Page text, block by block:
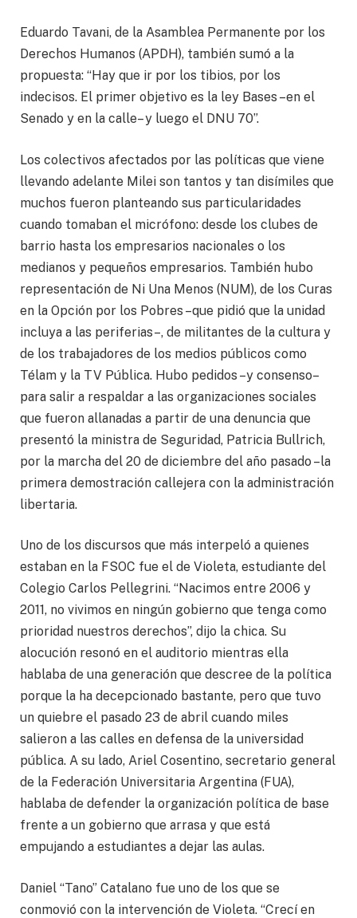
Eduardo Tavani, de la Asamblea Permanente por los
Derechos Humanos (APDH), también sumó a la
propuesta: “Hay que ir por los tibios, por los
indecisos. El primer objetivo es la ley Bases –en el
Senado y en la calle– y luego el DNU 70”.
Los colectivos afectados por las políticas que viene
llevando adelante Milei son tantos y tan disímiles que
muchos fueron planteando sus particularidades
cuando tomaban el micrófono: desde los clubes de
barrio hasta los empresarios nacionales o los
medianos y pequeños empresarios. También hubo
representación de Ni Una Menos (NUM), de los Curas
en la Opción por los Pobres –que pidió que la unidad
incluya a las periferias–, de militantes de la cultura y
de los trabajadores de los medios públicos como
Télam y la TV Pública. Hubo pedidos –y consenso–
para salir a respaldar a las organizaciones sociales
que fueron allanadas a partir de una denuncia que
presentó la ministra de Seguridad, Patricia Bullrich,
por la marcha del 20 de diciembre del año pasado –la
primera demostración callejera con la administración
libertaria.
Uno de los discursos que más interpeló a quienes
estaban en la FSOC fue el de Violeta, estudiante del
Colegio Carlos Pellegrini. “Nacimos entre 2006 y
2011, no vivimos en ningún gobierno que tenga como
prioridad nuestros derechos”, dijo la chica. Su
alocución resonó en el auditorio mientras ella
hablaba de una generación que descree de la política
porque la ha decepcionado bastante, pero que tuvo
un quiebre el pasado 23 de abril cuando miles
salieron a las calles en defensa de la universidad
pública. A su lado, Ariel Cosentino, secretario general
de la Federación Universitaria Argentina (FUA),
hablaba de defender la organización política de base
frente a un gobierno que arrasa y que está
empujando a estudiantes a dejar las aulas.
Daniel “Tano” Catalano fue uno de los que se
conmovió con la intervención de Violeta. “Crecí en